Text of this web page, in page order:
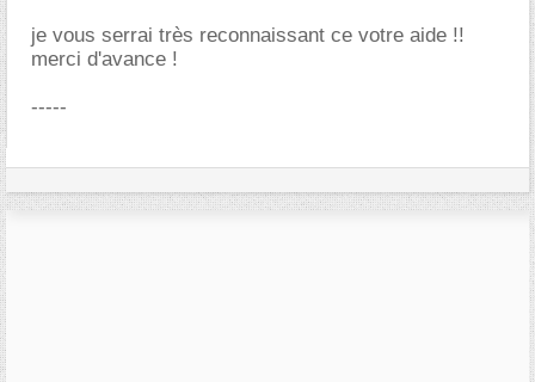
je vous serrai très reconnaissant ce votre aide !!
merci d'avance !
-----